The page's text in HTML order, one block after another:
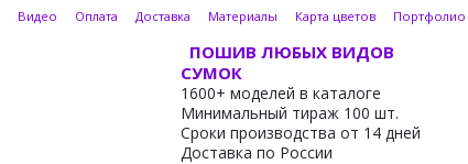
Видео Оплата Доставка Материалы Карта цветов Портфолио
ПОШИВ ЛЮБЫХ ВИДОВ
СУМОК
1600+ моделей в каталоге
Минимальный тираж 100 шт.
Сроки производства от 14 дней
Доставка по России